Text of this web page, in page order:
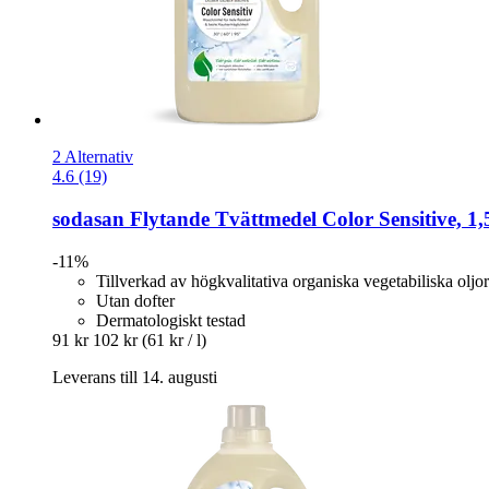
2 Alternativ
4.6 (19)
sodasan Flytande Tvättmedel Color Sensitive,
-11%
Tillverkad av högkvalitativa organiska vegetabiliska oljor
Utan dofter
Dermatologiskt testad
91 kr 102 kr (61 kr / l)
Leverans till 14. augusti